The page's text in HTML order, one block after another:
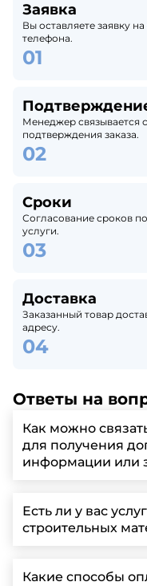
Заявка
Вы оставляете заявку
телефона.
Менеджер связывается
подтверждения заказа.
Сроки
Согласование сроков
услуги.
Доставка
Заказанный товар
адресу.
Ответы на
Как можно
для получения
информации или
запрос через нашу
заполнить форму на
детальной
Есть ли у вас
строительных
Ленинградской
Какие способы